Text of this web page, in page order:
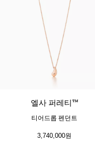
엘사 퍼레티™
티어드롭 펜던트
3,740,000원